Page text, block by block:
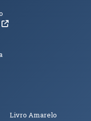
(abre em nova janela)
Livro Amarelo